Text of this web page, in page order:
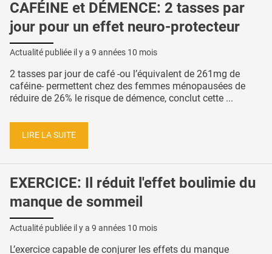
CAFÉINE et DÉMENCE: 2 tasses par
jour pour un effet neuro-protecteur
Actualité publiée il y a 9 années 10 mois
2 tasses par jour de café -ou l’équivalent de 261mg de
caféine- permettent chez des femmes ménopausées de
réduire de 26% le risque de démence, conclut cette ...
LIRE LA SUITE
EXERCICE: Il réduit l'effet boulimie du
manque de sommeil
Actualité publiée il y a 9 années 10 mois
L’exercice capable de conjurer les effets du manque